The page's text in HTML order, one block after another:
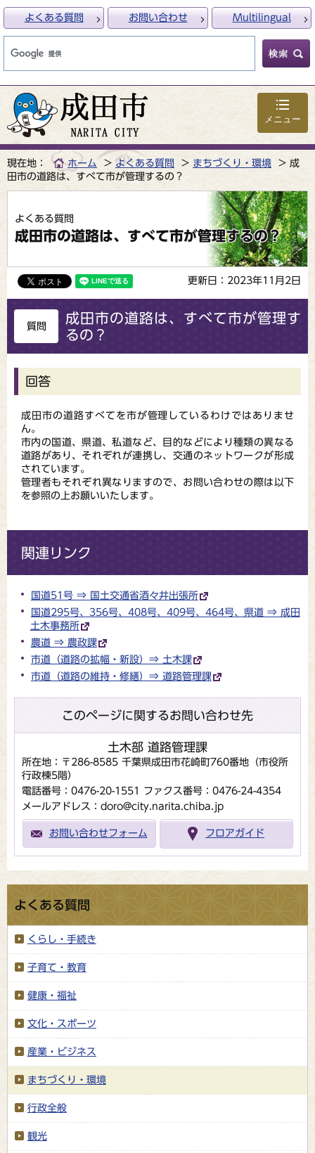
メニュー
よくある質問 お問い合わせ Multilingual
現在地： ホーム よくある質問 まちづくり・環境
成
田市の道路は、すべて市が管理するの？
よくある質問
成田市の道路は、すべて市が管理するの？
更新日：2023年11月2日
質問
成田市の道路は、すべて市が管理す
るの？
回答
成田市の道路すべてを市が管理しているわけではありませ
ん。
市内の国道、県道、私道など、目的などにより種類の異なる
道路があり、それぞれが連携し、交通のネットワークが形成
されています。
管理者もそれぞれ異なりますので、お問い合わせの際は以下
を参照の上お願いいたします。
関連リンク
国道51号 ⇒ 国土交通省酒々井出張所
国道295号、356号、408号、409号、464号、県道 ⇒ 成田
土木事務所
農道 ⇒ 農政課
市道（道路の拡幅・新設）⇒ 土木課
市道（道路の維持・修繕）⇒ 道路管理課
このページに関するお問い合わせ先
土木部 道路管理課
所在地：〒286-8585 千葉県成田市花崎町760番地（市役所
行政棟5階）
電話番号：0476-20-1551
ファクス番号：0476-24-4354
メールアドレス：doro@city.narita.chiba.jp
お問い合わせフォーム フロアガイド
よくある質問
くらし・手続き
子育て・教育
健康・福祉
文化・スポーツ
産業・ビジネス
まちづくり・環境
行政全般
観光